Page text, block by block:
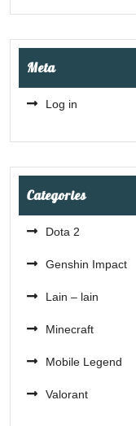
Meta
Log in
Categories
Dota 2
Genshin Impact
Lain – lain
Minecraft
Mobile Legend
Valorant